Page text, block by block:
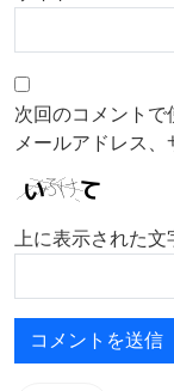
次回のコメントで
メールアドレス、
上に表示された文